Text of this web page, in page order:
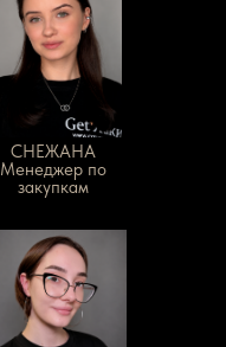
СНЕЖАНА
Менеджер по
закупкам